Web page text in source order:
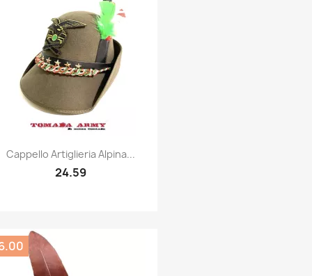
 Quick view
Cappello Artiglieria Alpina...
24.59